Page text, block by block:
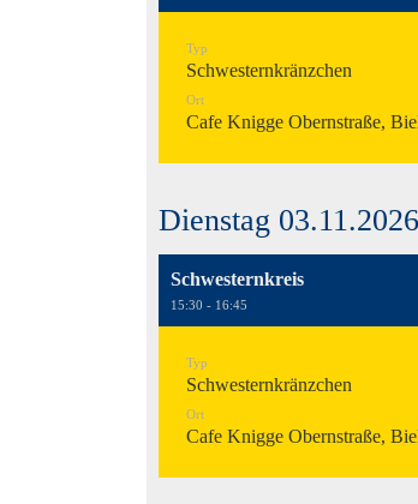
Typ
Schwesternkränzchen
Ort
Cafe Knigge Obernstraße,
Dienstag 03.11.2026
Schwesternkreis
15:30 - 16:45
Typ
Schwesternkränzchen
Ort
Cafe Knigge Obernstraße,